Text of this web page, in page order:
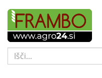
Nazaj en nivo
VRSTA 1
Nazaj en nivo
VRSTA 1
Nazaj en nivo
VRSTA 1